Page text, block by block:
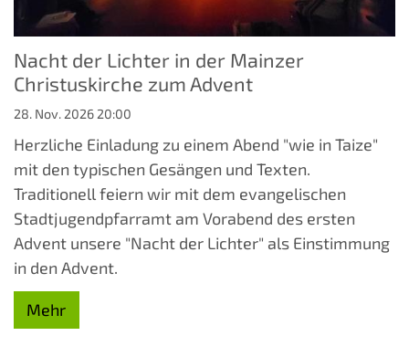
Nacht der Lichter in der Mainzer
Christuskirche zum Advent
28. Nov. 2026 20:00
Herzliche Einladung zu einem Abend "wie in Taize"
mit den typischen Gesängen und Texten.
Traditionell feiern wir mit dem evangelischen
Stadtjugendpfarramt am Vorabend des ersten
Advent unsere "Nacht der Lichter" als Einstimmung
in den Advent.
Mehr